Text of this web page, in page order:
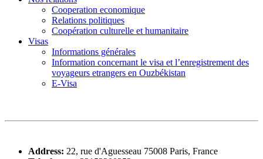
Cooperation economique
Relations politiques
Coopération culturelle et humanitaire
Visas
Informations générales
Information concernant le visa et l’enregistrement des
voyageurs etrangers en Ouzbékistan
E-Visa
Address: 22, rue d'Aguesseau 75008 Paris, France